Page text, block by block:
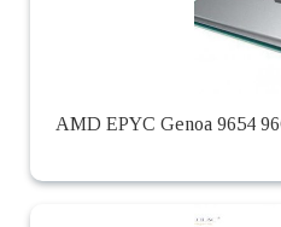
AMD EPYC Genoa 9654